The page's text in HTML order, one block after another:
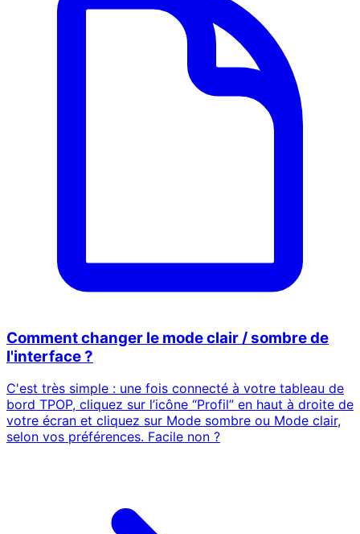
Comment changer le mode clair / sombre de
l'interface ?
C'est très simple : une fois connecté à votre tableau de
bord TPOP, cliquez sur l’icône “Profil” en haut à droite de
votre écran et cliquez sur Mode sombre ou Mode clair,
selon vos préférences. Facile non ?